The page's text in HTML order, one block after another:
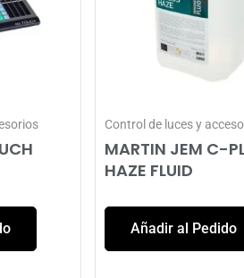
Control de luces y
MARTIN JEM C-
HAZE FLUID
Añadir al Pedido